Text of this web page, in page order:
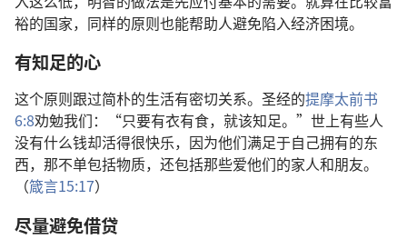
裕的国家，同样的原则也能帮助人避免陷入经济困境。
有知足的心
这个原则跟过简朴的生活有密切关系。圣经的提摩太前书
6:8劝勉我们：“只要有衣有食，就该知足。”世上有些人
没有什么钱却活得很快乐，因为他们满足于自己拥有的东
西，那不单包括物质，还包括那些爱他们的家人和朋友。
（箴言15:17）
尽量避免借贷